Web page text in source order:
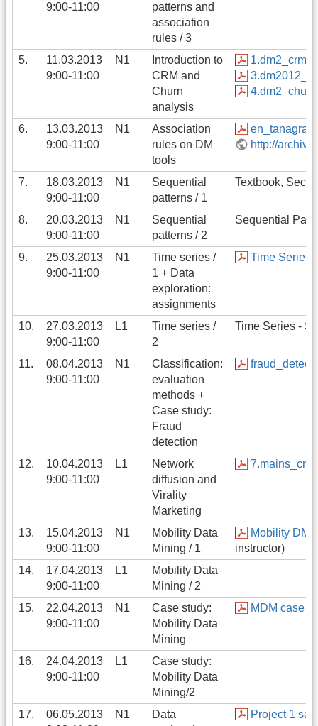
9:00-11:00
patterns and
association
rules / 3
5.
11.03.2013
9:00-11:00
N1
Introduction to
CRM and
Churn
analysis
6.
13.03.2013
9:00-11:00
N1
Association
rules on DM
tools
http://
7.
18.03.2013
9:00-11:00
N1
Sequential
patterns / 1
Textbook, Sect.
8.
20.03.2013
9:00-11:00
N1
Sequential
patterns / 2
Sequential
9.
25.03.2013
9:00-11:00
N1
Time series /
1 + Data
exploration:
assignments
Time Series
10.
27.03.2013
9:00-11:00
L1
Time series /
2
Time Series -
11.
08.04.2013
9:00-11:00
N1
Classification:
evaluation
methods +
Case study:
Fraud
detection
12.
10.04.2013
9:00-11:00
L1
Network
diffusion and
Virality
Marketing
13.
15.04.2013
9:00-11:00
N1
Mobility Data
Mining / 1
Mobility DM
instructor)
14.
17.04.2013
9:00-11:00
L1
Mobility Data
Mining / 2
15.
22.04.2013
9:00-11:00
N1
Case study:
Mobility Data
Mining
MDM case
16.
24.04.2013
9:00-11:00
L1
Case study:
Mobility Data
Mining/2
17.
06.05.2013
N1
Data
Project 1